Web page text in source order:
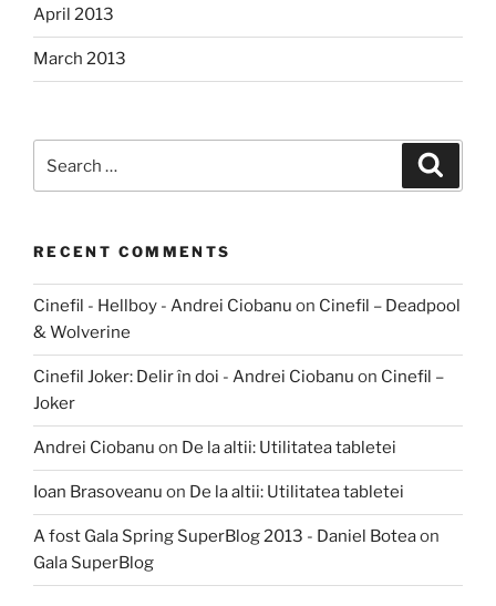
April 2013
March 2013
for:
RECENT COMMENTS
Cinefil - Hellboy - Andrei Ciobanu on Cinefil – Deadpool
& Wolverine
Cinefil Joker: Delir în doi - Andrei Ciobanu on Cinefil –
Joker
Andrei Ciobanu on De la altii: Utilitatea tabletei
Ioan Brasoveanu on De la altii: Utilitatea tabletei
A fost Gala Spring SuperBlog 2013 - Daniel Boteaon
Gala SuperBlog